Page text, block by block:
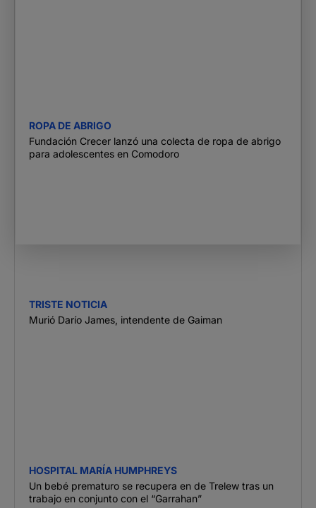
ROPA DE ABRIGO
Fundación Crecer lanzó una colecta de ropa de abrigo
para adolescentes en Comodoro
TRISTE NOTICIA
Murió Darío James, intendente de Gaiman
HOSPITAL MARÍA HUMPHREYS
Un bebé prematuro se recupera en de Trelew tras un
trabajo en conjunto con el “Garrahan”